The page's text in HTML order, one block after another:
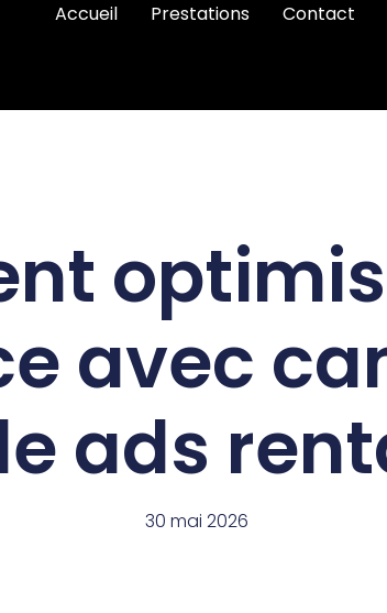
Accueil Prestations Contact
avec
ads
30 mai 2026